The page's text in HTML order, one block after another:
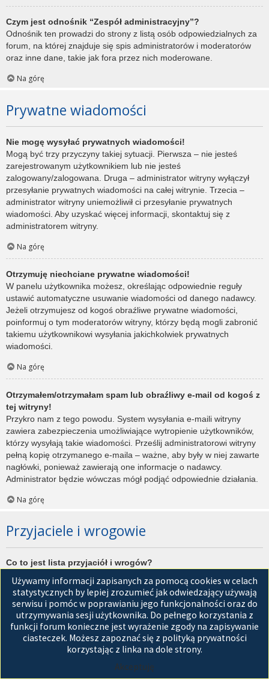
Czym jest odnośnik “Zespół administracyjny”?
Odnośnik ten prowadzi do strony z listą osób odpowiedzialnych za
forum, na której znajduje się spis administratorów i moderatorów
oraz inne dane, takie jak fora przez nich moderowane.
Na górę
Prywatne wiadomości
Nie mogę wysyłać prywatnych wiadomości!
Mogą być trzy przyczyny takiej sytuacji. Pierwsza – nie jesteś
zarejestrowanym użytkownikiem lub nie jesteś
zalogowany/zalogowana. Druga – administrator witryny wyłączył
przesyłanie prywatnych wiadomości na całej witrynie. Trzecia –
administrator witryny uniemożliwił ci przesyłanie prywatnych
wiadomości. Aby uzyskać więcej informacji, skontaktuj się z
administratorem witryny.
Na górę
Otrzymuję niechciane prywatne wiadomości!
W panelu użytkownika możesz, określając odpowiednie reguły
ustawić automatyczne usuwanie wiadomości od danego nadawcy.
Jeżeli otrzymujesz od kogoś obraźliwe prywatne wiadomości,
poinformuj o tym moderatorów witryny, którzy będą mogli zabronić
takiemu użytkownikowi wysyłania jakichkolwiek prywatnych
wiadomości.
Na górę
Otrzymałem/otrzymałam spam lub obraźliwy e-mail od kogoś z
tej witryny!
Przykro nam z tego powodu. System wysyłania e-maili witryny
zawiera zabezpieczenia umożliwiające wytropienie użytkowników,
którzy wysyłają takie wiadomości. Prześlij administratorowi witryny
pełną kopię otrzymanego e-maila – ważne, aby były w niej zawarte
nagłówki, ponieważ zawierają one informacje o nadawcy.
Administrator będzie wówczas mógł podjąć odpowiednie działania.
Na górę
Przyjaciele i wrogowie
Co to jest lista przyjaciół i wrogów?
użytkowników witryny. Użytkownicy dodani do listy przyjaciół będą
wyświetleni na karciePrzyjacieleznajdującej się w panelu
zarządzania kontem. Z tego poziomu można szybko sprawdzić ich
status, a także wysłać prywatną wiadomość. Zależnie od
używanego stylu witryny, posty tych użytkowników mogą być
wyróżniane. Jeśli użytkownik zostanie dodany do listy wrogów,
Używamy informacji zapisanych za pomocą cookies w celach
statystycznych by lepiej zrozumieć jak odwiedzający używają
serwisu i pomóc w poprawianiu jego funkcjonalności oraz do
utrzymywania sesji użytkownika. Do pełnego korzystania z
funkcji forum konieczne jest wyrażenie zgody na zapisywanie
ciasteczek. Możesz zapoznać się z polityką prywatności
korzystając z linka na dole strony.
Akceptuję